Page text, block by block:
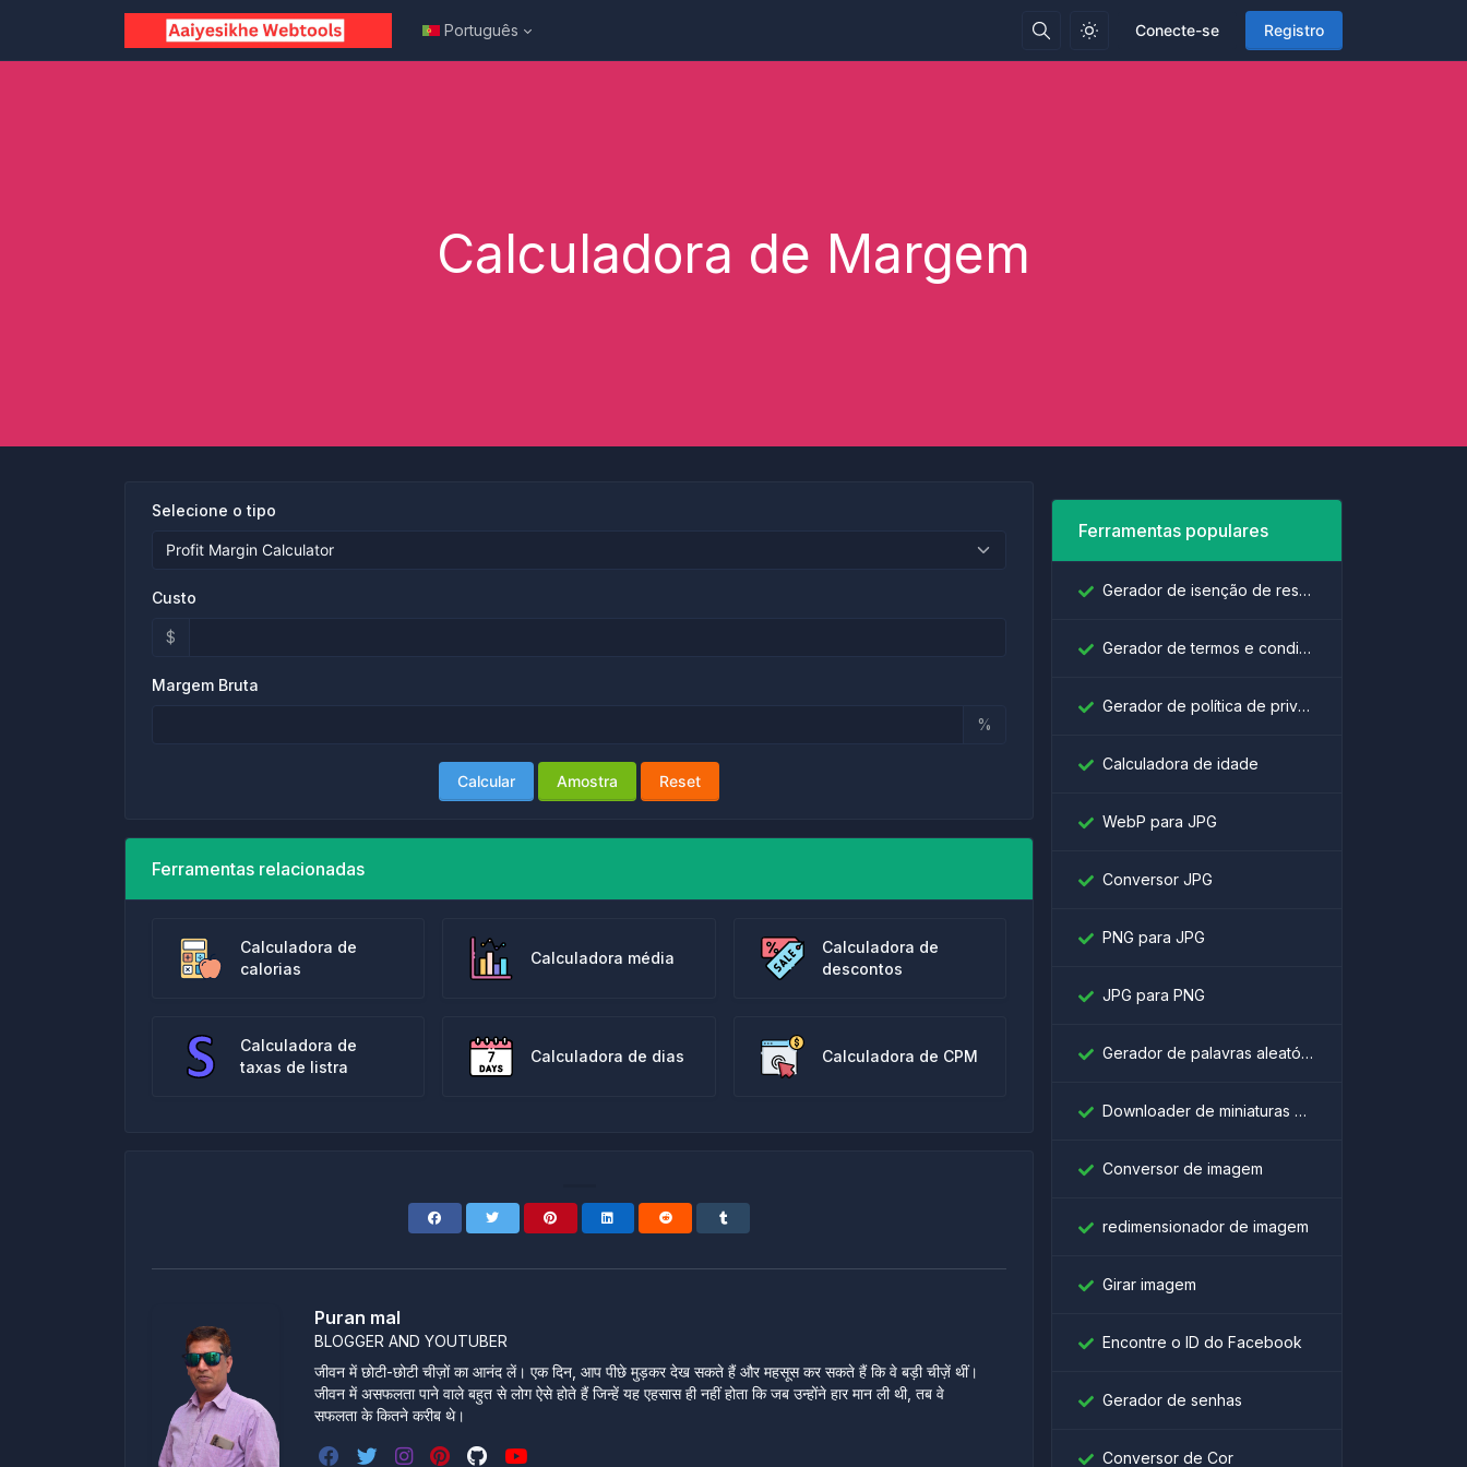
Conecte-se Registro
Português
Calculadora de Margem
Selecione o tipo
Custo
$
Margem Bruta
%
Calcular Amostra Reset
Ferramentas relacionadas
Calculadora de
calorias
Calculadora média
Calculadora de
descontos
Calculadora de
taxas de listra
Calculadora de dias Calculadora de CPM
Puran mal
BLOGGER AND YOUTUBER
जीवन में छोटी-छोटी चीज़ों का आनंद लें। एक दिन, आप पीछे मुड़कर देख सकते हैं और महसूस कर सकते हैं कि वे बड़ी चीज़ें थीं।
जीवन में असफलता पाने वाले बहुत से लोग ऐसे होते हैं जिन्हें यह एहसास ही नहीं होता कि जब उन्होंने हार मान ली थी, तब वे
सफलता के कितने करीब थे।
Ferramentas populares
Gerador de isenção de responsabilidade
Gerador de termos e condições
Gerador de política de privacidade
Calculadora de idade
WebP para JPG
Conversor JPG
PNG para JPG
JPG para PNG
Gerador de palavras aleatórias
Downloader de miniaturas do YouTube
Conversor de imagem
redimensionador de imagem
Girar imagem
Encontre o ID do Facebook
Gerador de senhas
Conversor de Cor